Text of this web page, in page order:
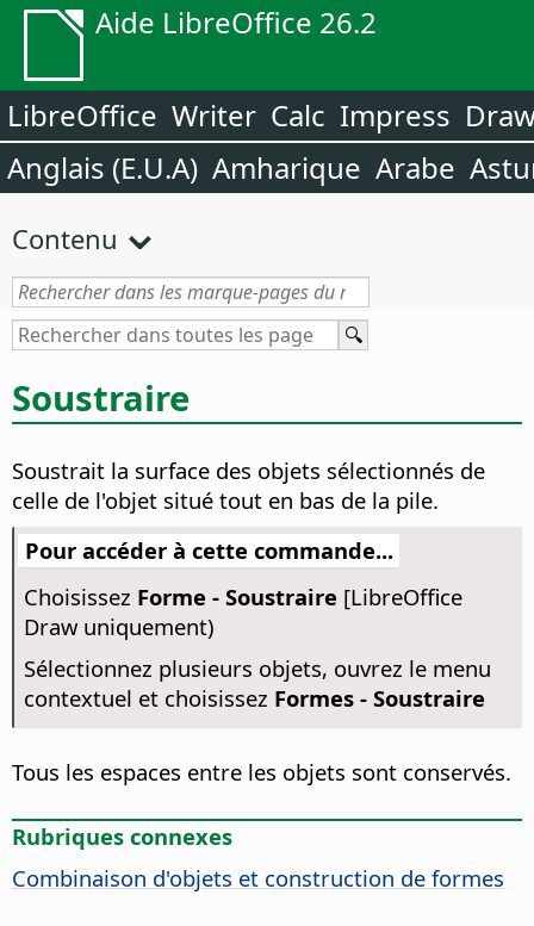
Aide LibreOffice 26.2
LibreOffice Writer Calc Impress
Anglais (E.U.A) Amharique Arabe
Contenu
Soustraire
Soustrait la surface des objets sélectionnés de
celle de l'objet situé tout en bas de la pile.
Pour accéder à cette commande...
Choisissez Forme - Soustraire [LibreOffice
Draw uniquement)
Sélectionnez plusieurs objets, ouvrez le menu
contextuel et choisissez Formes - Soustraire
Tous les espaces entre les objets sont conservés.
Rubriques connexes
Combinaison d'objets et construction de formes